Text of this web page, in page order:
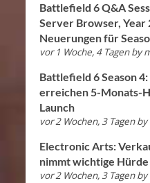
Battlefield 6 Q&A
Server Browser, Year
Neuerungen für
vor 1 Woche, 4 Tagen by
Battlefield 6 Season
erreichen 5-Monats-
Launch
vor 2 Wochen, 3 Tagen by
Electronic Arts:
nimmt wichtige Hürde
vor 2 Wochen, 3 Tagen by